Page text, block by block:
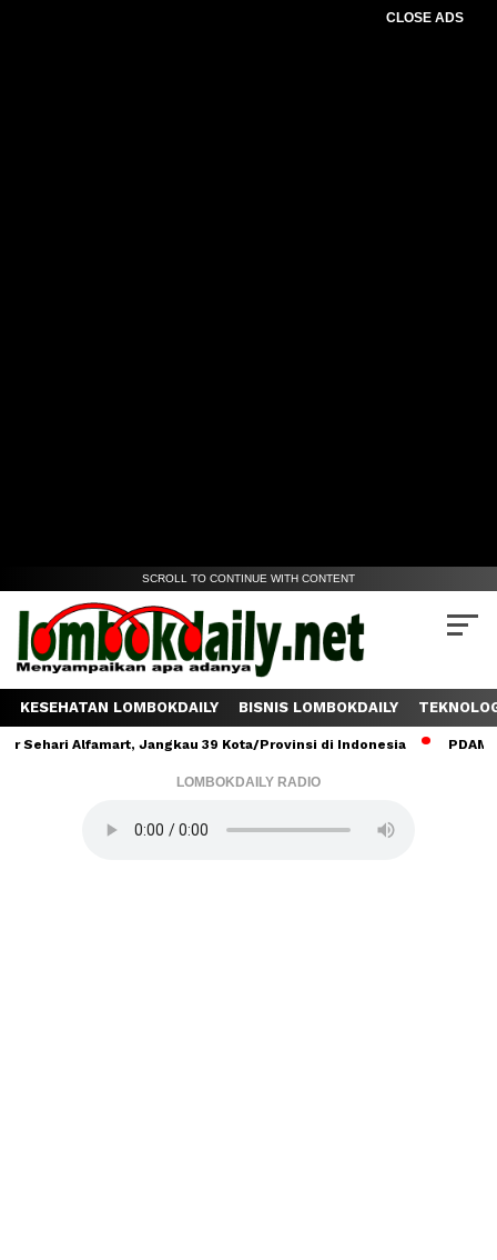
CLOSE ADS
SCROLL TO CONTINUE WITH CONTENT
KESEHATAN LOMBOKDAILY BISNIS LOMBOKDAILY
Alfamart, Jangkau 39 Kota/Provinsi di Indonesia PDAM
LOMBOKDAILY RADIO